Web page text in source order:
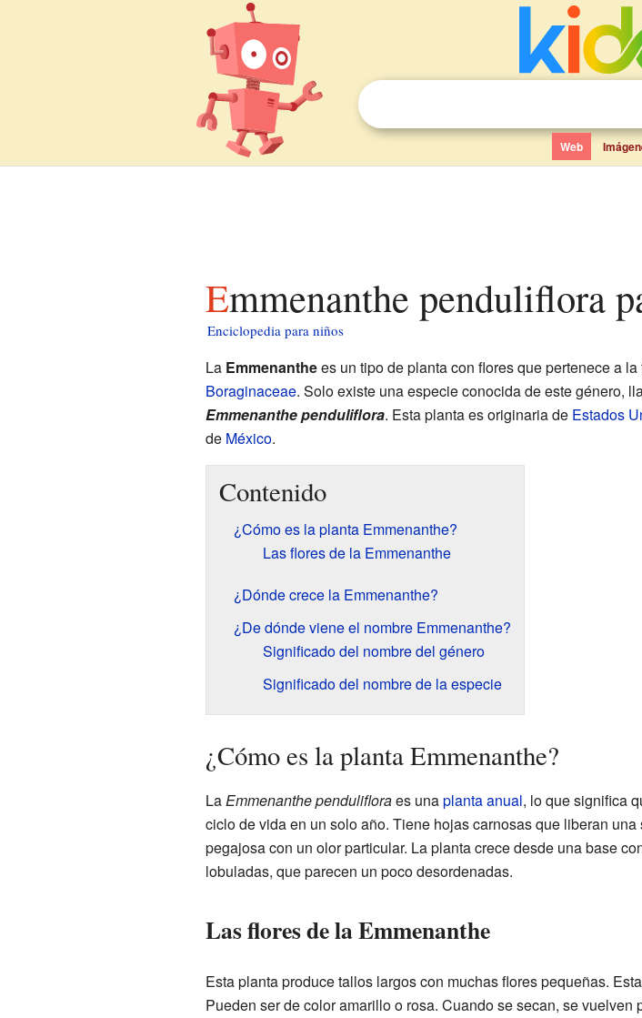
Web
Emmenanthe penduliflora
Enciclopedia para niños
La Emmenanthees un tipo de planta con flores que pertenece a
Boraginaceae. Solo existe una especie conocida de este género,
Emmenanthe penduliflora. Esta planta es originaria de Estados
de México.
Contenido
¿Cómo es la planta Emmenanthe?
Las flores de la Emmenanthe
¿Dónde crece la Emmenanthe?
¿De dónde viene el nombre Emmenanthe?
Significado del nombre del género
Significado del nombre de la especie
¿Cómo es la planta Emmenanthe?
LaEmmenanthe pendulifloraes unaplanta anual, lo que significa
ciclo de vida en un solo año. Tiene hojas carnosas que liberan una
pegajosa con un olor particular. La planta crece desde una base
lobuladas, que parecen un poco desordenadas.
Las flores de la Emmenanthe
Esta planta produce tallos largos con muchas flores pequeñas.
Pueden ser de color amarillo o rosa. Cuando se secan, se vuelven